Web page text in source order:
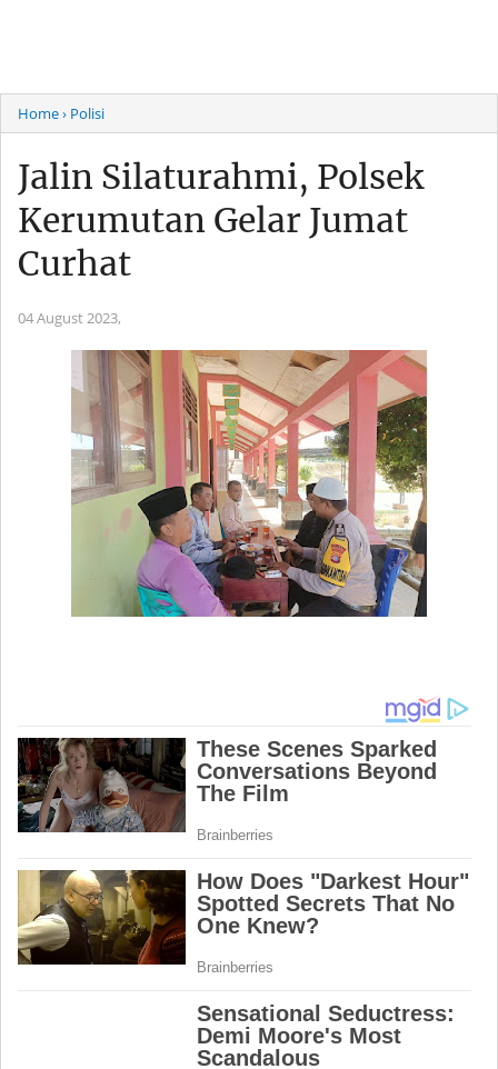
Home› Polisi
Jalin Silaturahmi, Polsek
Kerumutan Gelar Jumat
Curhat
04 August 2023,